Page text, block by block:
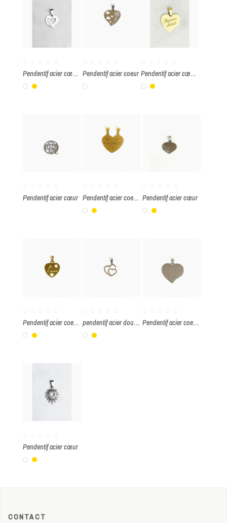
Pendentif acier cœur "Je t'aime"
Blanc
Or
Pendentif acier coeur
Blanc
Pendentif acier cœur message "Maman chérie"
Blanc
Or
Pendentif acier cœur Pendentif acier coeur brisé
Blanc
Or
Pendentif acier cœur
Blanc
Or
Pendentif acier coeur "Je t'aime"
Blanc
Or
pendentif acier double coeur
Blanc
Or
Pendentif acier coeur à graver
Pendentif acier cœur
Blanc
Or
CONTACT